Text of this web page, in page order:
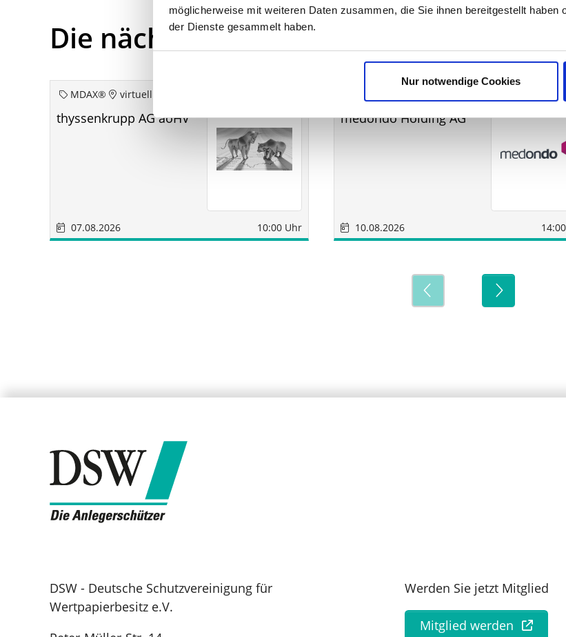
möglicherweise mit weiteren Daten zusammen, die Sie ihnen bereitgestellt haben
der Dienste gesammelt haben.
Nur notwendige Cookies
Die nächsten Termine
MDAX® virtuell
thyssenkrupp AG aoHV
07.08.2026 10:00 Uhr
medondo Holding AG
10.08.2026
DSW - Deutsche Schutzvereinigung für
Wertpapierbesitz e.V.
Werden Sie jetzt Mitglied
Mitglied werden